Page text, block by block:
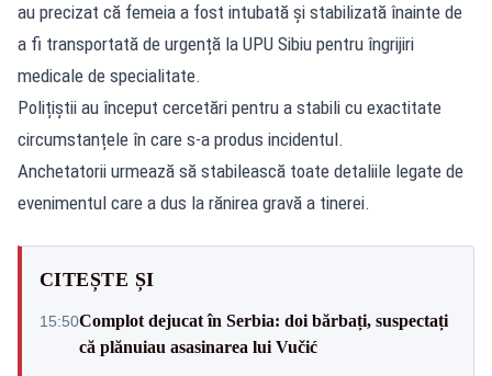
au precizat că femeia a fost intubată și stabilizată înainte de
a fi transportată de urgență la UPU Sibiu pentru îngrijiri
medicale de specialitate.
Polițiștii au început cercetări pentru a stabili cu exactitate
circumstanțele în care s-a produs incidentul.
Anchetatorii urmează să stabilească toate detaliile legate de
evenimentul care a dus la rănirea gravă a tinerei.
CITEȘTE ȘI
15:50Complot dejucat în Serbia: doi bărbați, suspectați
că plănuiau asasinarea lui Vučić